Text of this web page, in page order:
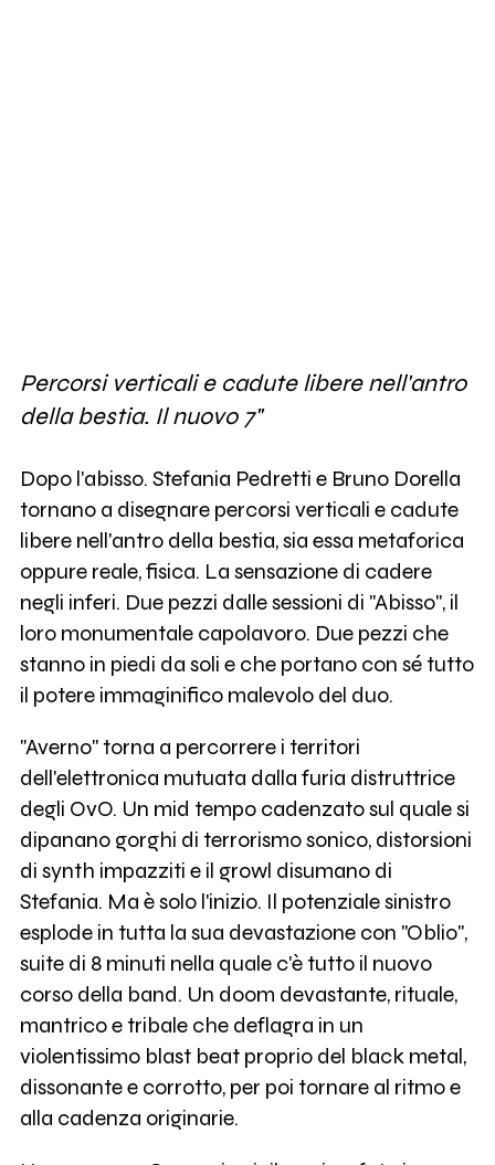
Percorsi verticali e cadute libere nell'antro
della bestia. Il nuovo 7"
Dopo l'abisso. Stefania Pedretti e Bruno Dorella
tornano a disegnare percorsi verticali e cadute
libere nell'antro della bestia, sia essa metaforica
oppure reale, fisica. La sensazione di cadere
negli inferi. Due pezzi dalle sessioni di "Abisso", il
loro monumentale capolavoro. Due pezzi che
stanno in piedi da soli e che portano con sé tutto
il potere immaginifico malevolo del duo.
"Averno" torna a percorrere i territori
dell'elettronica mutuata dalla furia distruttrice
degli OvO. Un mid tempo cadenzato sul quale si
dipanano gorghi di terrorismo sonico, distorsioni
di synth impazziti e il growl disumano di
Stefania. Ma è solo l'inizio. Il potenziale sinistro
esplode in tutta la sua devastazione con "Oblio",
suite di 8 minuti nella quale c'è tutto il nuovo
corso della band. Un doom devastante, rituale,
mantrico e tribale che deflagra in un
violentissimo blast beat proprio del black metal,
dissonante e corrotto, per poi tornare al ritmo e
alla cadenza originarie.